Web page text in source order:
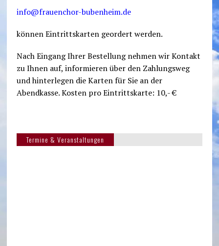
info@frauenchor-bubenheim.de
können Eintrittskarten geordert werden.
Nach Eingang Ihrer Bestellung nehmen wir Kontakt
zu Ihnen auf, informieren über den Zahlungsweg
und hinterlegen die Karten für Sie an der
Abendkasse. Kosten pro Eintrittskarte: 10,- €
Termine & Veranstaltungen